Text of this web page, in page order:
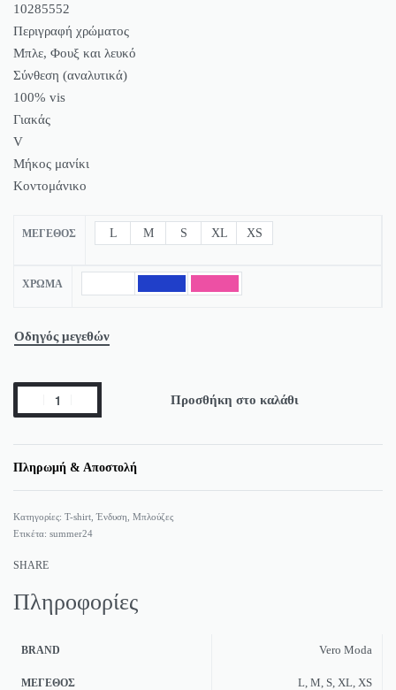
10285552
Περιγραφή χρώματος
Μπλε, Φουξ και λευκό
Σύνθεση (αναλυτικά)
100% vis
Γιακάς
V
Μήκος μανίκι
Κοντομάνικο
ΜΈΓΕΘΟΣ L M S XL XS
ΧΡΏΜΑ
Οδηγός μεγεθών
Προσθήκη στο καλάθι
Πληρωμή & Αποστολή
Κατηγορίες: T-shirt ,Ένδυση Μπλούζες
Ετικέτα: summer24
SHARE
Πληροφορίες
BRAND Vero Moda
ΜΈΓΕΘΟΣ L, M, S, XL, XS